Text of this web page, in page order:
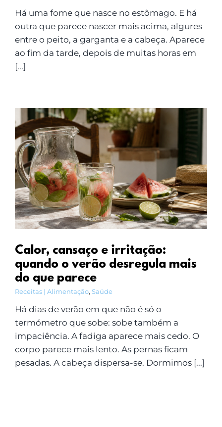
Há uma fome que nasce no estômago. E há
outra que parece nascer mais acima, algures
entre o peito, a garganta e a cabeça. Aparece
ao fim da tarde, depois de muitas horas em
[...]
Calor, cansaço e irritação:
quando o verão desregula mais
do que parece
Receitas | Alimentação, Saúde
Há dias de verão em que não é só o
termómetro que sobe: sobe também a
impaciência. A fadiga aparece mais cedo. O
corpo parece mais lento. As pernas ficam
pesadas. A cabeça dispersa-se. Dormimos [...]